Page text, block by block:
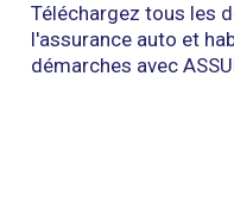
Téléchargez tous les
l'assurance auto et
démarches avec